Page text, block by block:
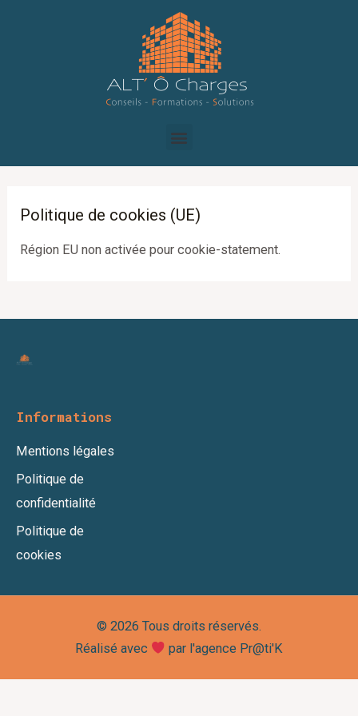
Menu
Politique de cookies (UE)
Région EU non activée pour cookie-statement.
Informations
Mentions légales
Politique de
confidentialité
Politique de
cookies
© 2026 Tous droits réservés.
Réalisé avec
par l'agence Pr@ti'K